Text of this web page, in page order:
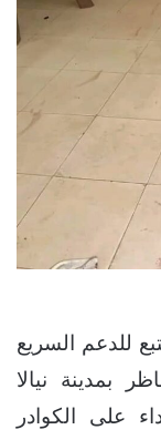
للدعم السريع
بمدينة نيالا
على الكوادر